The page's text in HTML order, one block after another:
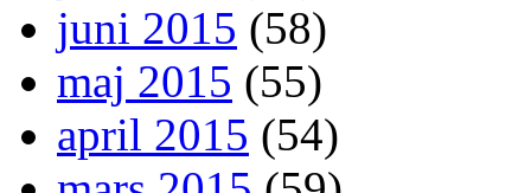
juni 2015 (58)
maj 2015 (55)
april 2015 (54)